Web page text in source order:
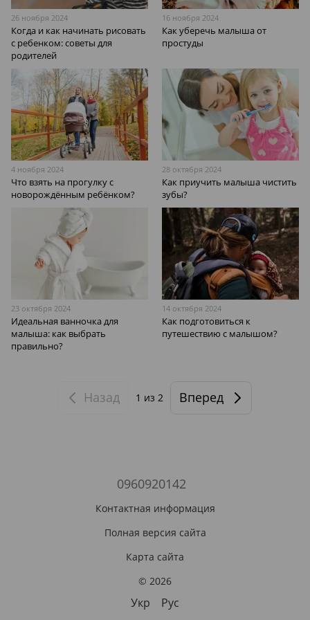
26 ноября 2024
Когда и как начинать рисовать
с ребенком: советы для
родителей
16 ноября 2024
Как уберечь малыша от
простуды
4 ноября 2024
Что взять на прогулку с
новорождённым ребёнком?
28 октября 2024
Как приучить малыша чистить
зубы?
23 октября 2024
Идеальная ванночка для
малыша: как выбрать
правильно?
14 октября 2024
Как подготовиться к
путешествию с малышом?
Назад 1 из 2 Вперед
0960920142
Контактная информация
Полная версия сайта
Карта сайта
© 2026
Укр Рус